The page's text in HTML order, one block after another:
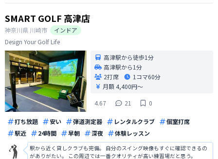
SMART GOLF 高津店
神奈川県 川崎市
インドア
Design Your Golf Life
高津駅から徒歩1分
高津駅から1分
2打席
1コマ60分
月額 4,400円〜
4.67
21 0
打ち放題 安い 弾道測定器 レンタルクラブ
個室打席
駅近
24時間 早朝 深夜 体験レッスン
駅から近く貸しクラブも完備。 自分のスイング映像もすぐに確認できるの
がありがたい。 この周辺では一番クオリティが高い練習場だと思う。